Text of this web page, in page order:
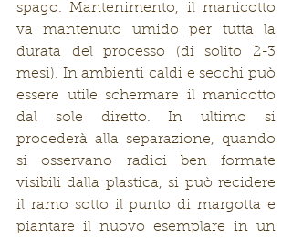
spago. Mantenimento, il manicotto
va mantenuto umido per tutta la
durata del processo (di solito 2-3
mesi). In ambienti caldi e secchi può
essere utile schermare il manicotto
dal sole diretto. In ultimo si
procederà alla separazione, quando
si osservano radici ben formate
visibili dalla plastica, si può recidere
il ramo sotto il punto di margotta e
piantare il nuovo esemplare in un